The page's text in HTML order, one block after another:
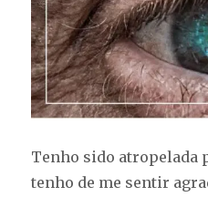
Tenho sido atropelada
tenho de me sentir